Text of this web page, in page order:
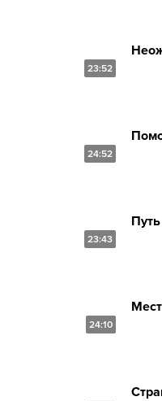
23:52
24:52
23:43
24:10